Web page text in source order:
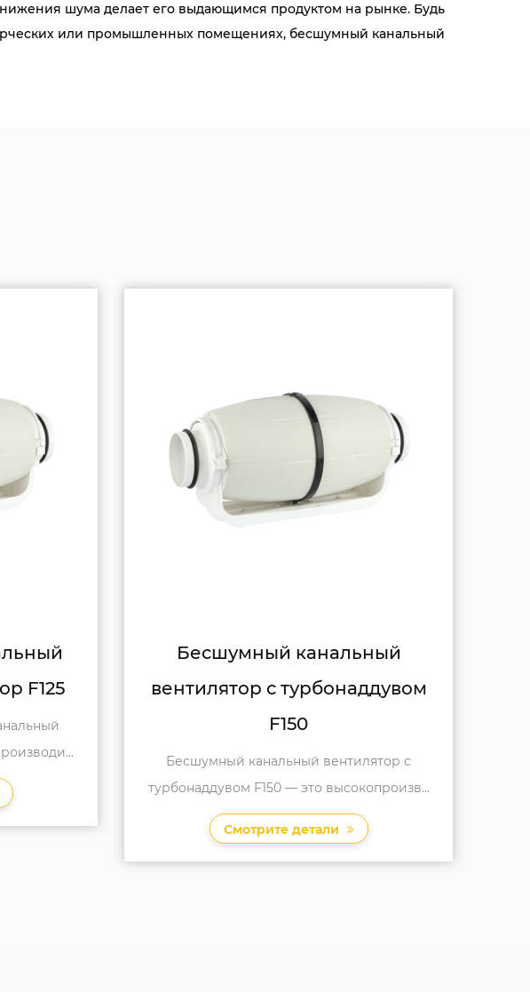
шума делает его выдающимся продуктом на рынке. Будь
или промышленных помещениях, бесшумный канальный
с
Бесшумный бытовой
канальный вентилятор F200
Бесшумный бытовой канальный
дополнение к ...
Смотрите детали